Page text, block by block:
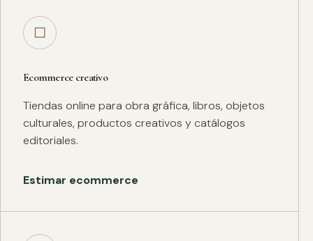
□
Ecommerce creativo
Tiendas online para obra gráfica, libros, objetos
culturales, productos creativos y catálogos
editoriales.
Estimar ecommerce